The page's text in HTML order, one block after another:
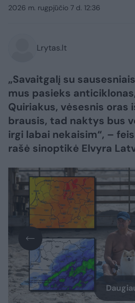
2026 m. rugpjūčio 7 d. 12:36
Lrytas.lt
„Savaitgalį su
mus pasieks
Quiriakus, vėsesnis oras
brausis, tad naktys bus
irgi labai nekaisim“, –
rašė sinoptikė Elvyra